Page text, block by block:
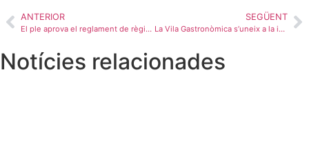
ANTERIOR
El ple aprova el reglament de règim intern del cementiri municipal, inexistent fins ara
SEGÜENT
La Vila Gastronòmica s’uneix a la iniciativa solidària “Des de València per a València” i organitza un sopar solidari el dia 29 de novembre
Notícies relacionades